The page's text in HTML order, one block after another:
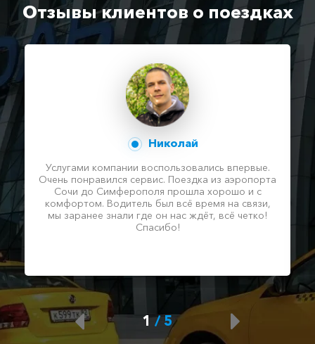
Отзывы клиентов о поездках
Николай
Услугами компании воспользовались впервые.
Очень понравился сервис. Поездка из аэропорта
Сочи до Симферополя прошла хорошо и с
комфортом. Водитель был всё время на связи,
мы заранее знали где он нас ждёт, всё четко!
Спасибо!
1/ 5